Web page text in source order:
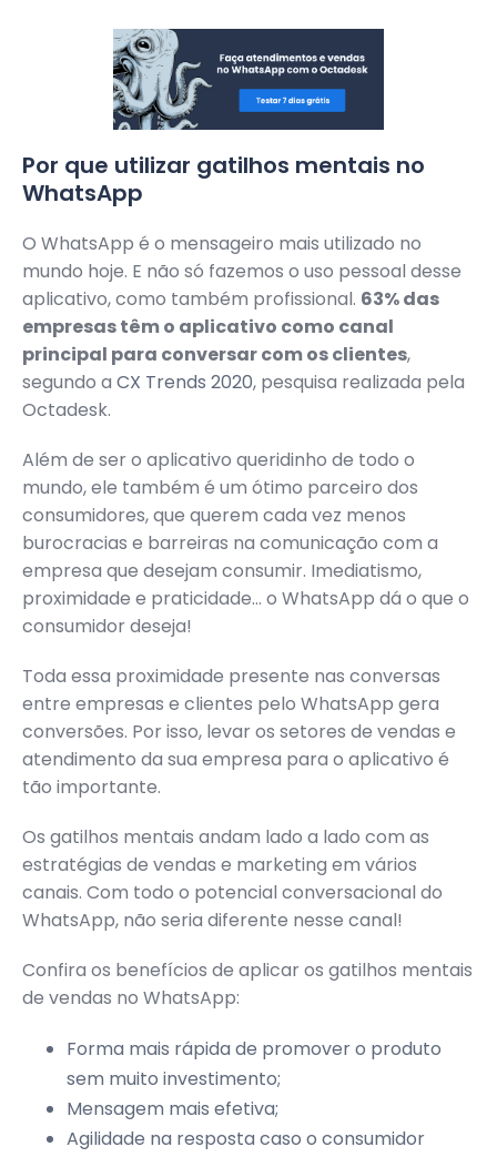
Por que utilizar gatilhos mentais no
WhatsApp
O WhatsApp é o mensageiro mais utilizado no
mundo hoje. E não só fazemos o uso pessoal desse
aplicativo, como também profissional. 63% das
empresas têm o aplicativo como canal
principal para conversar com os clientes,
segundo a CX Trends 2020, pesquisa realizada pela
Octadesk.
Além de ser o aplicativo queridinho de todo o
mundo, ele também é um ótimo parceiro dos
consumidores, que querem cada vez menos
burocracias e barreiras na comunicação com a
empresa que desejam consumir. Imediatismo,
proximidade e praticidade… o WhatsApp dá o que o
consumidor deseja!
Toda essa proximidade presente nas conversas
entre empresas e clientes pelo WhatsApp gera
conversões. Por isso, levar os setores de vendas e
atendimento da sua empresa para o aplicativo é
tão importante.
Os gatilhos mentais andam lado a lado com as
estratégias de vendas e marketing em vários
canais. Com todo o potencial conversacional do
WhatsApp, não seria diferente nesse canal!
Confira os benefícios de aplicar os gatilhos mentais
de vendas no WhatsApp:
Forma mais rápida de promover o produto
sem muito investimento;
Mensagem mais efetiva;
Agilidade na resposta caso o consumidor